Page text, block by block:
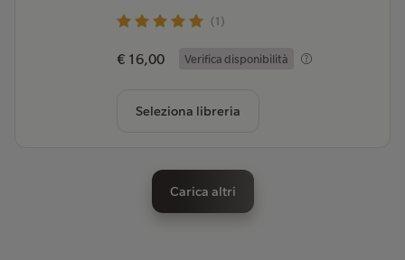
(1)
€ 16,00 Verifica disponibilità
Seleziona libreria
Carica altri